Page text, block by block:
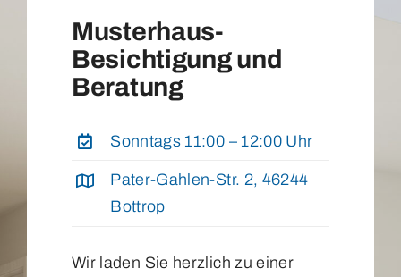
Musterhaus-
Besichtigung und
Beratung
Sonntags 11:00 – 12:00 Uhr
Pater-Gahlen-Str. 2, 46244
Bottrop
Wir laden Sie herzlich zu einer